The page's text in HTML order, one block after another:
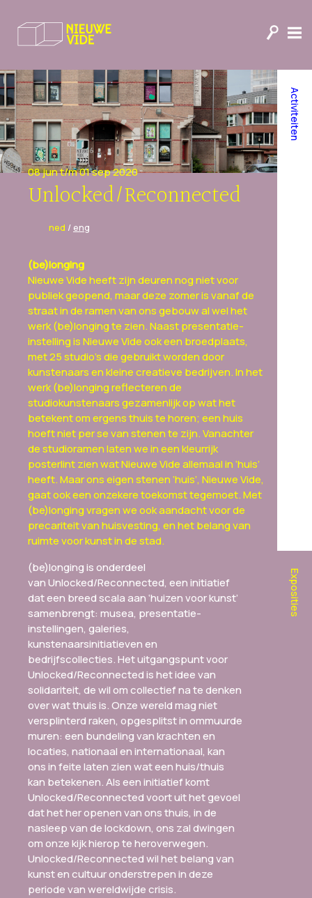
08 jun t/m 01 sep 2020
Unlocked/Reconnected
ned / eng
(be)longing
Nieuwe Vide heeft zijn deuren nog niet voor
publiek geopend, maar deze zomer is vanaf de
straat in de ramen van ons gebouw al wel het
werk (be)longing te zien. Naast presentatie-
instelling is Nieuwe Vide ook een broedplaats,
met 25 studio’s die gebruikt worden door
kunstenaars en kleine creatieve bedrijven. In het
werk (be)longing reflecteren de
studiokunstenaars gezamenlijk op wat het
betekent om ergens thuis te horen; een huis
hoeft niet per se van stenen te zijn. Vanachter
de studioramen laten we in een kleurrijk
posterlint zien wat Nieuwe Vide allemaal in ‘huis’
heeft. Maar ons eigen stenen ‘huis’, Nieuwe Vide,
gaat ook een onzekere toekomst tegemoet. Met
(be)longing vragen we ook aandacht voor de
precariteit van huisvesting, en het belang van
ruimte voor kunst in de stad.
(be)longing is onderdeel
van Unlocked/Reconnected, een initiatief
dat een breed scala aan ‘huizen voor kunst’
samenbrengt: musea, presentatie-
instellingen, galeries,
kunstenaarsinitiatieven en
bedrijfscollecties. Het uitgangspunt voor
Unlocked/Reconnected is het idee van
solidariteit, de wil om collectief na te denken
over wat thuis is. Onze wereld mag niet
versplinterd raken, opgesplitst in ommuurde
muren: een bundeling van krachten en
locaties, nationaal en internationaal, kan
ons in feite laten zien wat een huis/thuis
kan betekenen. Als een initiatief komt
Unlocked/Reconnected voort uit het gevoel
dat het her openen van ons thuis, in de
nasleep van de lockdown, ons zal dwingen
om onze kijk hierop te heroverwegen.
Unlocked/Reconnected wil het belang van
kunst en cultuur onderstrepen in deze
periode van wereldwijde crisis.
Activiteiten
Exposities